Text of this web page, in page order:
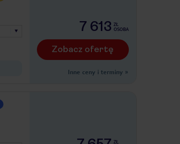
7 613 ZŁ
OSOBA
Zobacz ofertę
Inne ceny i terminy »
ZŁ